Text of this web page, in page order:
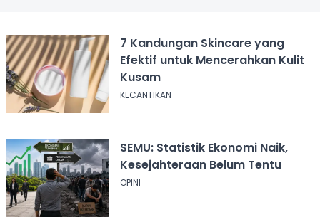
7 Kandungan Skincare yang
Efektif untuk Mencerahkan Kulit
Kusam
KECANTIKAN
SEMU: Statistik Ekonomi Naik,
Kesejahteraan Belum Tentu
OPINI